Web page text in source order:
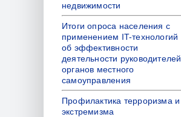
недвижимости
Итоги опроса населения с
применением IT-технологий
об эффективности
деятельности руководителей
органов местного
самоуправления
Профилактика терроризма и
экстремизма